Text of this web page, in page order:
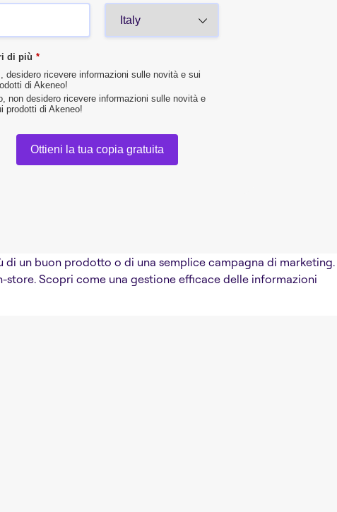
*
di più
desidero ricevere informazioni sulle novità e sui
di Akeneo!
non desidero ricevere informazioni sulle novità e
prodotti di Akeneo!
Ottieni la tua copia gratuita
un buon prodotto o di una semplice campagna di marketing.
Scopri come una gestione efficace delle informazioni